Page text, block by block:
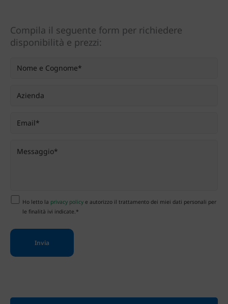
Compila il seguente form per richiedere
disponibilità e prezzi:
Ho letto la privacy policye autorizzo il trattamento dei miei dati personali per
le finalità ivi indicate.*